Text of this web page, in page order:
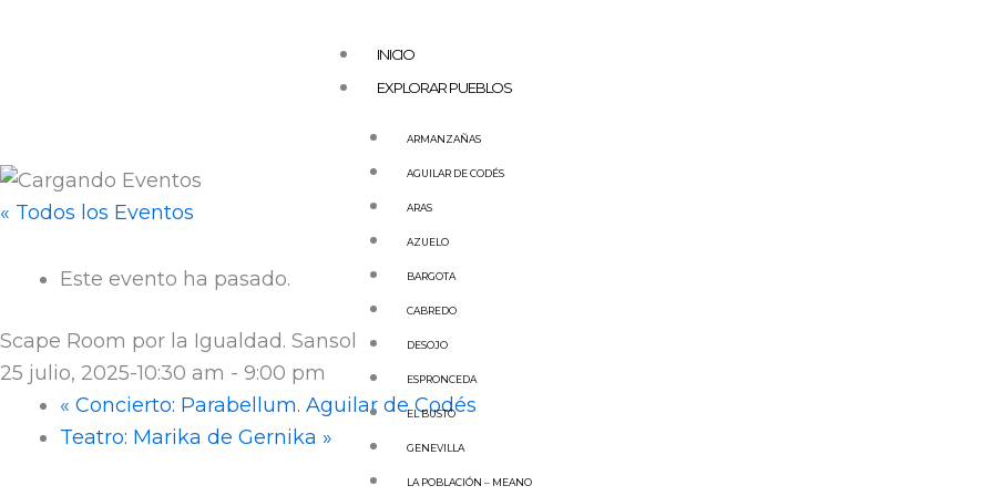
INICIO
EXPLORAR PUEBLOS
ARMANZAÑAS
AGUILAR DE CODÉS
ARAS
AZUELO
BARGOTA
CABREDO
DESOJO
ESPRONCEDA
EL BUSTO
GENEVILLA
LA POBLACIÓN – MEANO
« Todos los Eventos
Este evento ha pasado.
Scape Room por la Igualdad. Sansol
25 julio, 2025-10:30 am - 9:00 pm
« Concierto: Parabellum. Aguilar de Codés
Teatro: Marika de Gernika »